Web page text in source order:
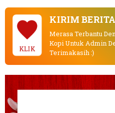
KLIK
KIRIM
Merasa Terbantu
Kopi Untuk Admin
Terimakasih :)